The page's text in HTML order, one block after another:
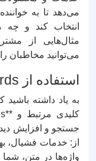
می‌دهد تا به
انتخاب کند و چه
مثال‌هایی از
می‌توانید مخاطبان
استفاده از LSI Keywords
به یاد داشته
جستجو و افزایش
از: خدمات فشیال،
واژه‌ها در متن،